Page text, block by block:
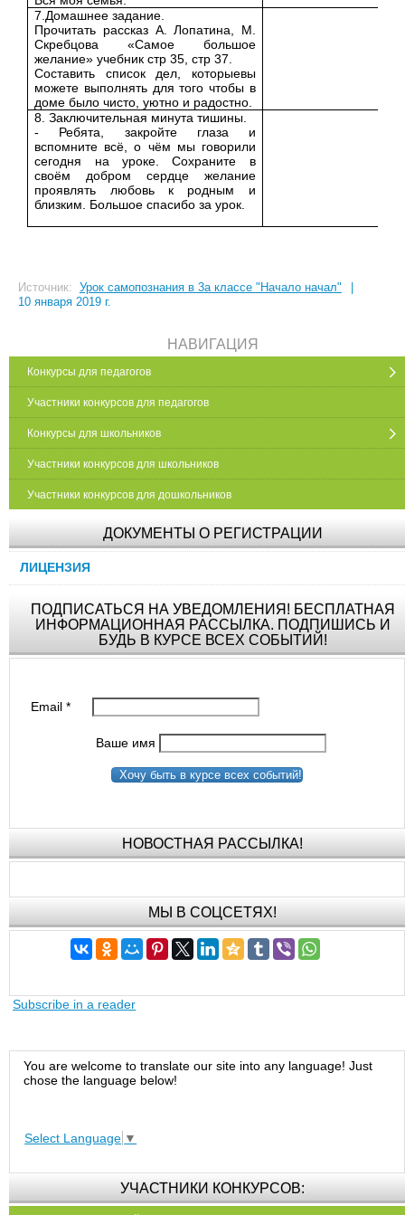
7.Домашнее задание.
Прочитать рассказ А. Лопатина, М.
Скребцова «Самое большое
желание» учебник стр 35, стр 37.
Составить список дел, которыевы
можете выполнять для того чтобы в
доме было чисто, уютно и радостно.
8. Заключительная минута тишины.
- Ребята, закройте глаза и
вспомните всё, о чём мы говорили
сегодня на уроке. Сохраните в
своём добром сердце желание
проявлять любовь к родным и
близким. Большое спасибо за урок.
Источник: Урок самопознания в 3а классе "Начало начал"
10 января 2019 г.
НАВИГАЦИЯ
Конкурсы для педагогов
Участники конкурсов для педагогов
Конкурсы для школьников
Участники конкурсов для школьников
Участники конкурсов для дошкольников
ДОКУМЕНТЫ О РЕГИСТРАЦИИ
ЛИЦЕНЗИЯ
ПОДПИСАТЬСЯ НА УВЕДОМЛЕНИЯ! БЕСПЛАТНАЯ
ИНФОРМАЦИОННАЯ РАССЫЛКА. ПОДПИШИСЬ И
БУДЬ В КУРСЕ ВСЕХ СОБЫТИЙ!
Email*
Ваше имя
Хочу быть в курсе всех событий!
НОВОСТНАЯ РАССЫЛКА!
МЫ В СОЦСЕТЯХ!
Subscribe in a reader
You are welcome to translate our site into any language! Just
chose the language below!
Select Language ▼
УЧАСТНИКИ КОНКУРСОВ: